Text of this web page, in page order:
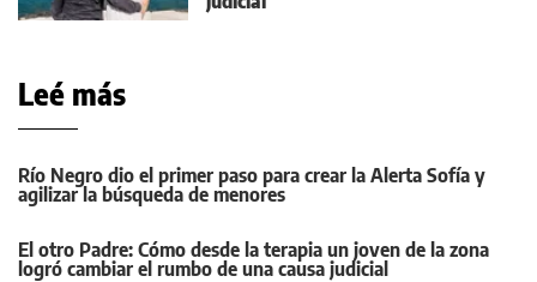
Leé más
Río Negro dio el primer paso para crear la Alerta Sofía y
agilizar la búsqueda de menores
El otro Padre: Cómo desde la terapia un joven de la zona
logró cambiar el rumbo de una causa judicial